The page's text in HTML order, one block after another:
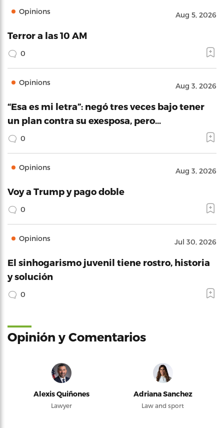
Opinions Aug 5, 2026
Terror a las 10 AM
0
Opinions Aug 3, 2026
“Esa es mi letra”: negó tres veces bajo tener
un plan contra su exesposa, pero…
0
Opinions Aug 3, 2026
Voy a Trump y pago doble
0
Opinions Jul 30, 2026
El sinhogarismo juvenil tiene rostro, historia
y solución
0
Opinión y Comentarios
Alexis Quiñones
Lawyer
Adriana Sanchez
Law and sport